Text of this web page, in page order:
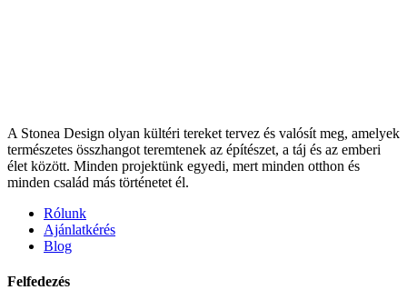
A Stonea Design olyan kültéri tereket tervez és valósít meg, amelyek
természetes összhangot teremtenek az építészet, a táj és az emberi
élet között. Minden projektünk egyedi, mert minden otthon és
minden család más történetet él.
Rólunk
Ajánlatkérés
Blog
Felfedezés